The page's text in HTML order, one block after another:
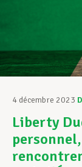
Vos
4 décembre 2023
Liberty
personnel,